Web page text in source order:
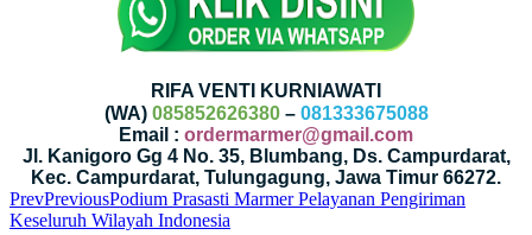
RIFA VENTI KURNIAWATI
(WA) 085852626380– 081333675088
Email : ordermarmer@gmail.com
Jl. Kanigoro Gg 4 No. 35, Blumbang, Ds. Campurdarat,
Kec. Campurdarat, Tulungagung, Jawa Timur 66272.
PrevPreviousPodium Prasasti Marmer Pelayanan Pengiriman
Keseluruh Wilayah Indonesia